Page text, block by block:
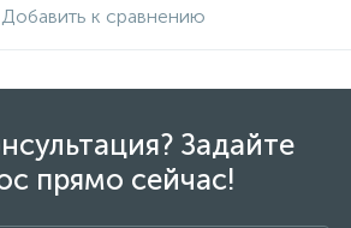
Добавить к сравнению
Задайте
прямо сейчас!